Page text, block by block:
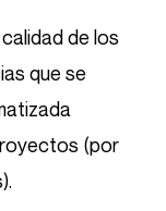
de los
que se
(por